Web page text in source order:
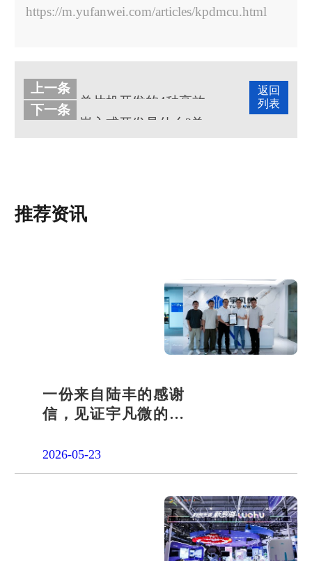
https://m.yufanwei.com/articles/kpdmcu.html
返回
列表
上一条
下一条
推荐资讯
一份来自陆丰的感谢
信，见证宇凡微的社
2026-05-23